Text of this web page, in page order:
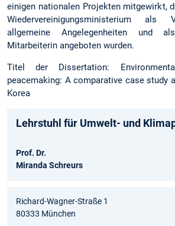
einigen nationalen Projekten mitgewirkt,
Wiedervereinigungsministerium als
allgemeine Angelegenheiten und
Mitarbeiterin angeboten wurden.
Titel der Dissertation:
peacemaking: A comparative case study
Korea
Lehrstuhl für Umwelt- und
Prof. Dr.
Miranda Schreurs
Richard-Wagner-Straße 1
80333 München